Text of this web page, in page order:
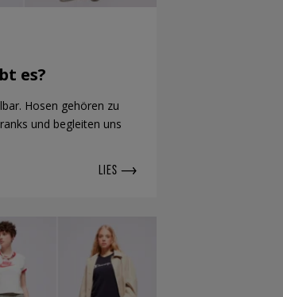
es?
Hosen gehören zu
und begleiten uns
LIES